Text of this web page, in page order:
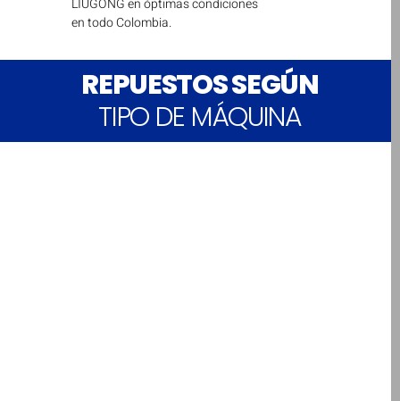
en todo Colombia.
REPUESTOS SEGÚN
TIPO DE MÁQUINA